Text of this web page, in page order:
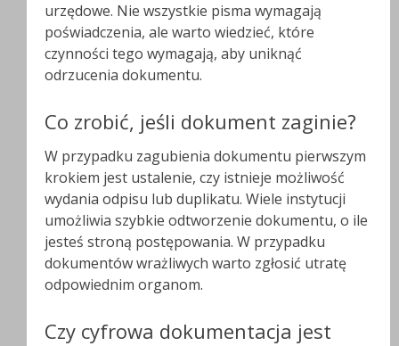
urzędowe. Nie wszystkie pisma wymagają
poświadczenia, ale warto wiedzieć, które
czynności tego wymagają, aby uniknąć
odrzucenia dokumentu.
Co zrobić, jeśli dokument zaginie?
W przypadku zagubienia dokumentu pierwszym
krokiem jest ustalenie, czy istnieje możliwość
wydania odpisu lub duplikatu. Wiele instytucji
umożliwia szybkie odtworzenie dokumentu, o ile
jesteś stroną postępowania. W przypadku
dokumentów wrażliwych warto zgłosić utratę
odpowiednim organom.
Czy cyfrowa dokumentacja jest